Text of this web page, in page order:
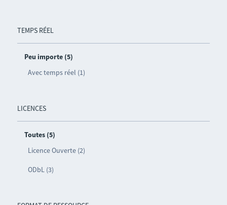
TEMPS RÉEL
Peu importe (5)
Avec temps réel (1)
LICENCES
Toutes (5)
Licence Ouverte (2)
ODbL (3)